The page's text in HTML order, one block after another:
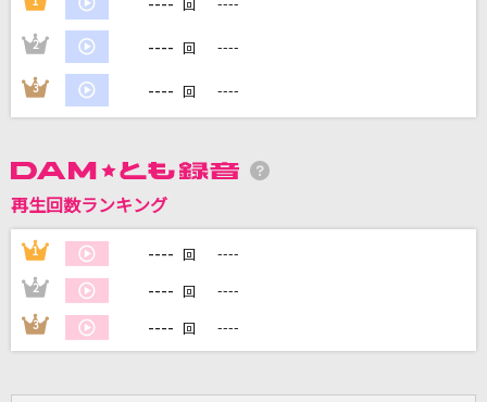
DAMの新曲・ランキングなど
DAMに会員登録・ログインして
カラオケをもっと楽しもう！
回 ----
2 ---- 回 ----
3 ---- 回 ----
再生回数ランキング
1 ---- 回 ----
2 ---- 回 ----
3 ---- 回 ----